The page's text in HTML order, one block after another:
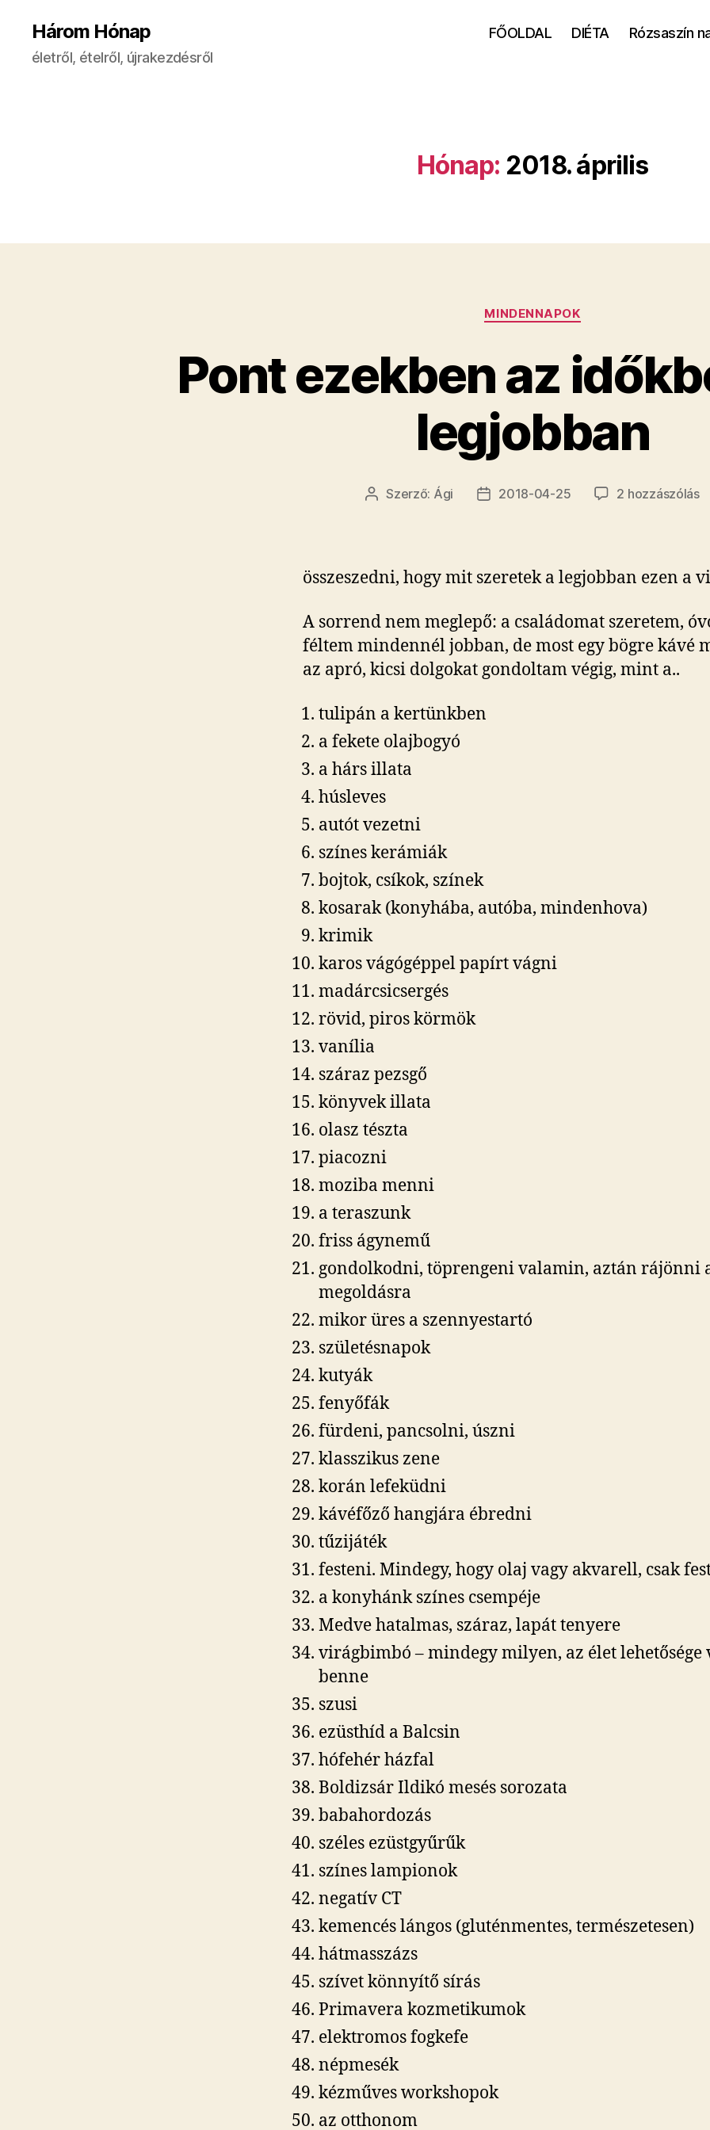
Három Hónap
életről, ételről, újrakezdésről
FŐOLDAL DIÉTA Rózsaszín
Hónap: 2018. április
Kategóriák
MINDENNAPOK
Pont ezekben az
legjobban
Bejegyzés
Szerző: Ági
Bejegyzés
2018-04-25 2 hozzászólás
a
összeszedni, hogy mit szeretek a legjobban ezen a
A sorrend nem meglepő: a családomat szeretem,
féltem mindennél jobban, de most egy bögre kávé
az apró, kicsi dolgokat gondoltam végig, mint a..
tulipán a kertünkben
a fekete olajbogyó
a hárs illata
húsleves
autót vezetni
színes kerámiák
bojtok, csíkok, színek
kosarak (konyhába, autóba, mindenhova)
krimik
karos vágógéppel papírt vágni
madárcsicsergés
rövid, piros körmök
vanília
száraz pezsgő
könyvek illata
olasz tészta
piacozni
moziba menni
a teraszunk
friss ágynemű
gondolkodni, töprengeni valamin, aztán rájönni
megoldásra
mikor üres a szennyestartó
születésnapok
kutyák
fenyőfák
fürdeni, pancsolni, úszni
klasszikus zene
korán lefeküdni
kávéfőző hangjára ébredni
tűzijáték
festeni. Mindegy, hogy olaj vagy akvarell, csak
a konyhánk színes csempéje
Medve hatalmas, száraz, lapát tenyere
virágbimbó – mindegy milyen, az élet lehetősége
benne
szusi
ezüsthíd a Balcsin
hófehér házfal
Boldizsár Ildikó mesés sorozata
babahordozás
széles ezüstgyűrűk
színes lampionok
negatív CT
kemencés lángos (gluténmentes, természetesen)
hátmasszázs
szívet könnyítő sírás
Primavera kozmetikumok
elektromos fogkefe
népmesék
kézműves workshopok
az otthonom